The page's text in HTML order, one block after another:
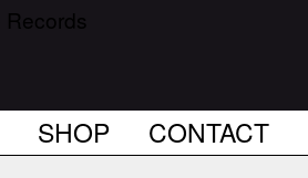
SHOP CONTACT